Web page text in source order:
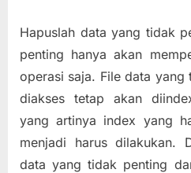
Hapuslah data yang tidak
penting hanya akan
operasi saja. File data
diakses tetap akan
yang artinya index yang
menjadi harus dilakukan.
data yang tidak penting